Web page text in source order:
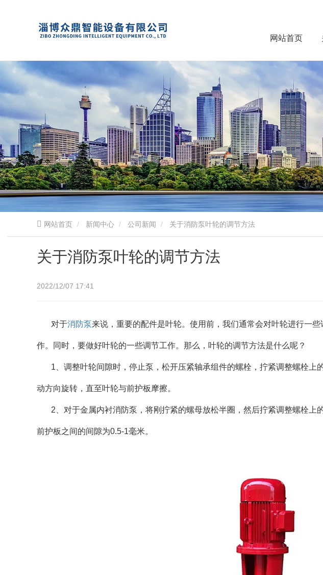
网站首页
网站首页 新闻中心 公司新闻 关于消防泵叶轮的调节方法
关于消防泵叶轮的调节方法
2022/12/07 17:41
对于消防泵来说，重要的配件是叶轮。使用前，我们通常会对叶轮进行一
作。同时，要做好叶轮的一些调节工作。那么，叶轮的调节方法是什么呢？
1、调整叶轮间隙时，停止泵，松开压紧轴承组件的螺栓，拧紧调整螺栓上
动方向旋转，直至叶轮与前护板摩擦。
2、对于金属内衬消防泵，将刚拧紧的螺母放松半圈，然后拧紧调整螺栓上
前护板之间的间隙为0.5-1毫米。